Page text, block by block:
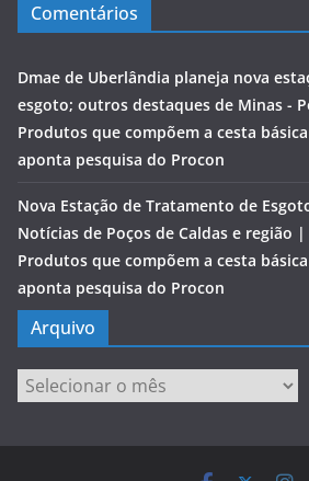
Comentários
Dmae de Uberlândia planeja nova
esgoto; outros destaques de Minas -
Produtos que compõem a cesta
aponta pesquisa do Procon
Nova Estação de Tratamento de
Notícias de Poços de Caldas e região |
Produtos que compõem a cesta
aponta pesquisa do Procon
Arquivo
Arquivo